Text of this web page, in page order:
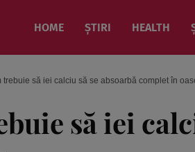
HOME ȘTIRI HEALTH
trebuie să iei calciu să se absoarbă complet în
să iei